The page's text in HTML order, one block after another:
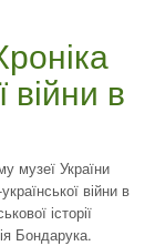
війни в
музеї України
війни в
історії
Бондарука.